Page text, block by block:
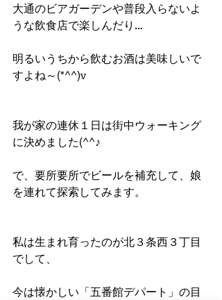
大通のビアガーデンや普段入らないよ
うな飲食店で楽しんだり…
明るいうちから飲むお酒は美味しいで
すよね～(*^^)v
我が家の連休１日は街中ウォーキング
に決めました(^^♪
で、要所要所でビールを補充して、娘
を連れて探索してみます。
私は生まれ育ったのが北３条西３丁目
でして、
今は懐かしい「五番館デパート」の目